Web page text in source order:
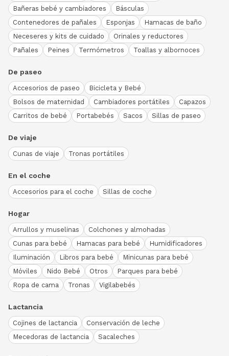
Bañeras bebé y cambiadores
Básculas
Contenedores de pañales
Esponjas
Hamacas de baño
Neceseres y kits de cuidado
Orinales y reductores
Pañales
Peines Termómetros Toallas y albornoces
De paseo
Accesorios de paseo
Bicicleta y Bebé
Bolsos de maternidad
Cambiadores portátiles
Capazos
Carritos de bebé
Portabebés Sacos Sillas de paseo
De viaje
Cunas de viaje Tronas portátiles
En el coche
Accesorios para el coche Sillas de coche
Hogar
Arrullos y muselinas
Colchones y almohadas
Cunas para bebé
Hamacas para bebé
Humidificadores
Iluminación
Libros para bebé
Minicunas para bebé
Móviles
Nido Bebé Otros
Parques para bebé
Ropa de cama
Tronas Vigilabebés
Lactancia
Cojines de lactancia
Conservación de leche
Mecedoras de lactancia
Sacaleches